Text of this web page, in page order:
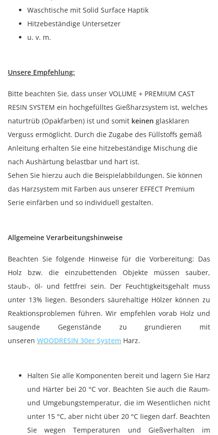
Waschtische mit Solid Surface Haptik
Hitzebeständige Untersetzer
u. v. m.
Unsere Empfehlung:
Bitte beachten Sie, dass unser VOLUME + PREMIUM CAST
RESIN SYSTEM ein hochgefülltes Gießharzsystem ist, welches
naturtrüb (Opakfarben) ist und somit keinen glasklaren
Verguss ermöglicht. Durch die Zugabe des Füllstoffs gemäß
Anleitung erhalten Sie eine hitzebeständige Mischung die
nach Aushärtung belastbar und hart ist.
Sehen Sie hierzu auch die Beispielabbildungen. Sie können
das Harzsystem mit Farben aus unserer EFFECT Premium
Serie einfärben und so individuell gestalten.
Allgemeine Verarbeitungshinweise
Beachten Sie folgende Hinweise für die Vorbereitung: Das
Holz bzw. die einzubettenden Objekte müssen sauber,
staub-, öl- und fettfrei sein. Der Feuchtigkeitsgehalt muss
unter 13% liegen. Besonders säurehaltige Hölzer können zu
Reaktionsproblemen führen. Wir empfehlen vorab Holz und
saugende Gegenstände zu grundieren mit
unseren WOODRESIN 30er System Harz.
Halten Sie alle Komponenten bereit und lagern Sie Harz
und Härter bei 20 °C vor. Beachten Sie auch die Raum-
und Umgebungstemperatur, die im Wesentlichen nicht
unter 15 °C, aber nicht über 20 °C liegen darf. Beachten
Sie wegen Temperaturen und Gießverhalten im